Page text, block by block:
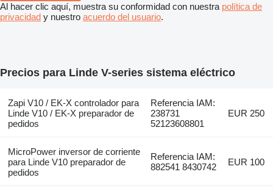
Al hacer clic aquí, muestra su conformidad con nuestra política de
privacidad y nuestro acuerdo del usuario.
Precios para Linde V-series sistema eléctrico
Zapi V10 / EK-X controlador para
Linde V10 / EK-X preparador de
pedidos
Referencia IAM:
238731
52123608801
EUR 250
MicroPower inversor de corriente
para Linde V10 preparador de
pedidos
Referencia IAM:
882541 8430742
EUR 100